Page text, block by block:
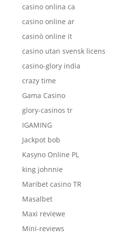
casino onlina ca
casino online ar
casinò online it
casino utan svensk licens
casino-glory india
crazy time
Gama Casino
glory-casinos tr
IGAMING
Jackpot bob
Kasyno Online PL
king johnnie
Maribet casino TR
Masalbet
Maxi reviewe
Mini-reviews